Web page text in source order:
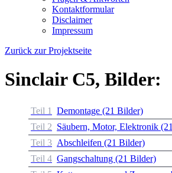
Kontaktformular
Disclaimer
Impressum
Zurück zur Projektseite
Sinclair C5, Bilder:
Teil 1
Demontage (21 Bilder)
Teil 2 Säubern, Motor, Elektronik
Teil 3 Abschleifen (21 Bilder)
Teil 4 Gangschaltung (21 Bilder)